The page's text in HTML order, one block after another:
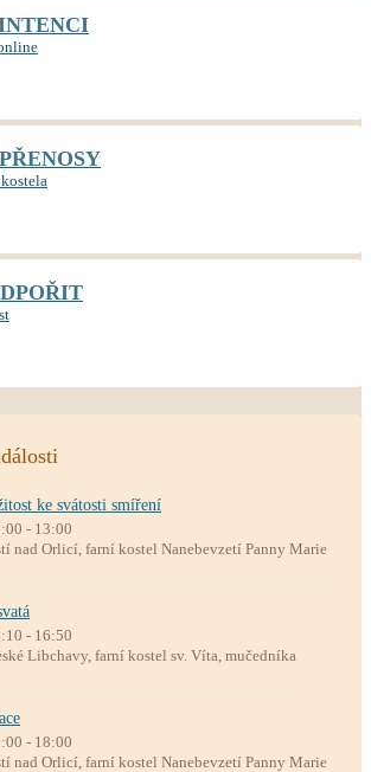
ke svátosti smíření
- 13:00
nad Orlicí, farní kostel Nanebevzetí Panny Marie
- 16:50
Libchavy, farní kostel sv. Víta, mučedníka
- 18:00
nad Orlicí, farní kostel Nanebevzetí Panny Marie